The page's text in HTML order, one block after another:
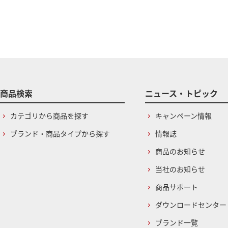
商品検索
カテゴリから商品を探す
ブランド・商品タイプから探す
ニュース・トピック
キャンペーン情報
情報誌
商品のお知らせ
当社のお知らせ
商品サポート
ダウンロードセンター
ブランド一覧